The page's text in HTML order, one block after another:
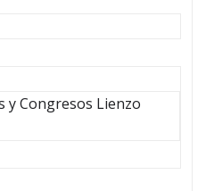
y Congresos Lienzo